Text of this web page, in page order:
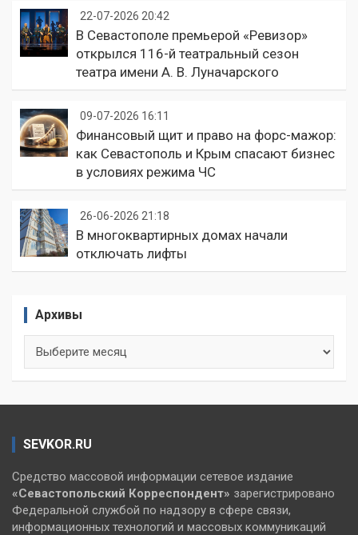
22-07-2026 20:42
В Севастополе премьерой «Ревизор»
открылся 116-й театральный сезон
театра имени А. В. Луначарского
09-07-2026 16:11
Финансовый щит и право на форс-мажор:
как Севастополь и Крым спасают бизнес
в условиях режима ЧС
26-06-2026 21:18
В многоквартирных домах начали
отключать лифты
Архивы
SEVKOR.RU
Средство массовой информации сетевое издание
«Севастопольский Корреспондент» зарегистрировано
Федеральной службой по надзору в сфере связи,
информационных технологий и массовых коммуникаций